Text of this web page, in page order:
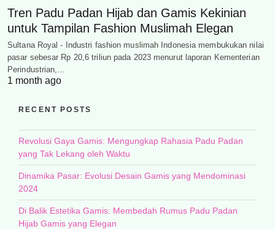
Tren Padu Padan Hijab dan Gamis Kekinian
untuk Tampilan Fashion Muslimah Elegan
Sultana Royal - Industri fashion muslimah Indonesia membukukan nilai
pasar sebesar Rp 20,6 triliun pada 2023 menurut laporan Kementerian
Perindustrian,…
1 month ago
RECENT POSTS
Revolusi Gaya Gamis: Mengungkap Rahasia Padu Padan
yang Tak Lekang oleh Waktu
Dinamika Pasar: Evolusi Desain Gamis yang Mendominasi
2024
Di Balik Estetika Gamis: Membedah Rumus Padu Padan
Hijab Gamis yang Elegan